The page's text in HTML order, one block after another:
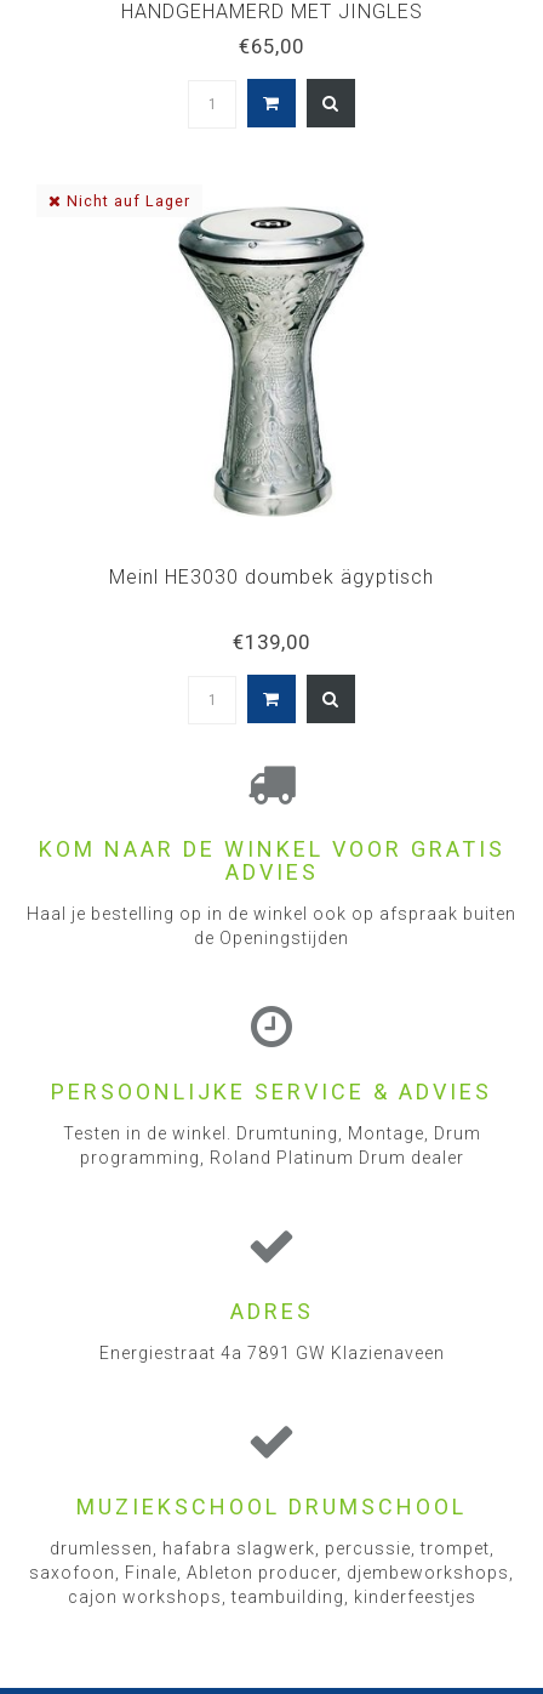
HANDGEHAMERD MET JINGLES
€65,00
Nicht auf Lager
Meinl HE3030 doumbek ägyptisch
€139,00
KOM NAAR DE WINKEL VOOR GRATIS
ADVIES
Haal je bestelling op in de winkel ook op afspraak buiten
de Openingstijden
PERSOONLIJKE SERVICE & ADVIES
Testen in de winkel. Drumtuning, Montage, Drum
programming, Roland Platinum Drum dealer
ADRES
Energiestraat 4a 7891 GW Klazienaveen
MUZIEKSCHOOL DRUMSCHOOL
drumlessen, hafabra slagwerk, percussie, trompet,
saxofoon, Finale, Ableton producer, djembeworkshops,
cajon workshops, teambuilding, kinderfeestjes